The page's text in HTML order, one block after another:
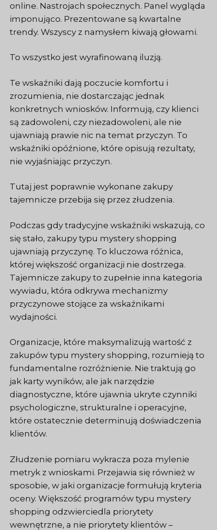
online. Nastrojach społecznych. Panel wygląda
imponująco. Prezentowane są kwartalne
trendy. Wszyscy z namysłem kiwają głowami.
To wszystko jest wyrafinowaną iluzją.
Te wskaźniki dają poczucie komfortu i
zrozumienia, nie dostarczając jednak
konkretnych wniosków. Informują, czy klienci
są zadowoleni, czy niezadowoleni, ale nie
ujawniają prawie nic na temat przyczyn. To
wskaźniki opóźnione, które opisują rezultaty,
nie wyjaśniając przyczyn.
Tutaj jest poprawnie wykonane zakupy
tajemnicze przebija się przez złudzenia.
Podczas gdy tradycyjne wskaźniki wskazują, co
się stało, zakupy typu mystery shopping
ujawniają przyczynę. To kluczowa różnica,
której większość organizacji nie dostrzega.
Tajemnicze zakupy to zupełnie inna kategoria
wywiadu, która odkrywa mechanizmy
przyczynowe stojące za wskaźnikami
wydajności.
Organizacje, które maksymalizują wartość z
zakupów typu mystery shopping, rozumieją to
fundamentalne rozróżnienie. Nie traktują go
jak karty wyników, ale jak narzędzie
diagnostyczne, które ujawnia ukryte czynniki
psychologiczne, strukturalne i operacyjne,
które ostatecznie determinują doświadczenia
klientów.
Złudzenie pomiaru wykracza poza mylenie
metryk z wnioskami. Przejawia się również w
sposobie, w jaki organizacje formułują kryteria
oceny. Większość programów typu mystery
shopping odzwierciedla priorytety
wewnętrzne, a nie priorytety klientów –